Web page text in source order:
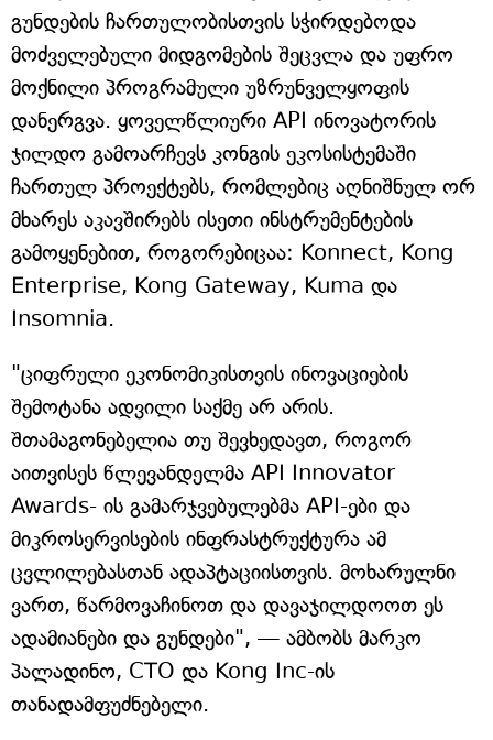
გუნდების ჩართულობისთვის სჭირდებოდა
მოძველებული მიდგომების შეცვლა და უფრო
მოქნილი პროგრამული უზრუნველყოფის
დანერგვა. ყოველწლიური API ინოვატორის
ჯილდო გამოარჩევს კონგის ეკოსისტემაში
ჩართულ პროექტებს, რომლებიც აღნიშნულ ორ
მხარეს აკავშირებს ისეთი ინსტრუმენტების
გამოყენებით, როგორებიცაა: Konnect, Kong
Enterprise, Kong Gateway, Kuma და
Insomnia.
"ციფრული ეკონომიკისთვის ინოვაციების
შემოტანა ადვილი საქმე არ არის.
შთამაგონებელია თუ შევხედავთ, როგორ
აითვისეს წლევანდელმა API Innovator
Awards- ის გამარჯვებულებმა API-ები და
მიკროსერვისების ინფრასტრუქტურა ამ
ცვლილებასთან ადაპტაციისთვის. მოხარულნი
ვართ, წარმოვაჩინოთ და დავაჯილდოოთ ეს
ადამიანები და გუნდები", — ამბობს მარკო
პალადინო, CTO და Kong Inc-ის
თანადამფუძნებელი.